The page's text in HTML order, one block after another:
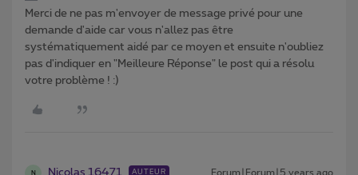
Merci de ne pas m'envoyer de message privé pour une
demande d'aide car vous n'allez pas être
systématiquement aidé par ce moyen et ensuite n'oubliez
pas d'indiquer en "Meilleure Réponse" le post qui a résolu
votre problème ! :)
N AUTEUR Forum|Forum|5 years ago